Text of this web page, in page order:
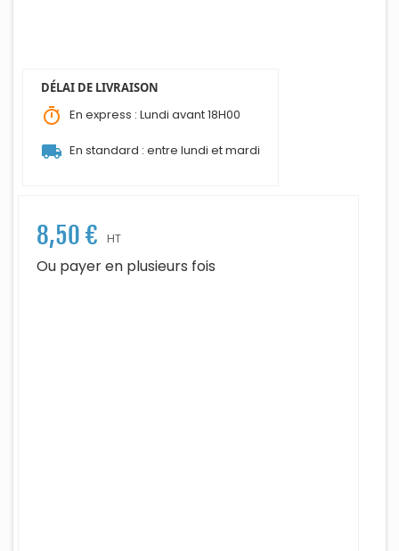
DÉLAI DE LIVRAISON
timer En express : Lundi avant 18H00
local_shipping En standard : entre lundi et mardi
8,50 € HT
Ou payer en plusieurs fois